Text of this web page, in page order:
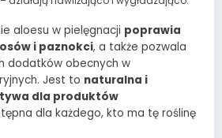
aloesu w pielęgnacji poprawia
i paznokci, a także pozwala
dodatków obecnych w
Jest to naturalna i
dla produktów
dla każdego, kto ma tę roślinę